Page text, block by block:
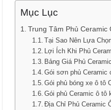
Mục Lục
Trung Tâm Phủ Ceramic
Tại Sao Nên Lựa
Lợi Ích Khi Phủ
Bảng Giá Phủ
Gói sơn phủ Ceramic
Gói phủ bóng xe ô tô
Gói phủ Ceramic ô tô
Địa Chỉ Phủ Ceramic